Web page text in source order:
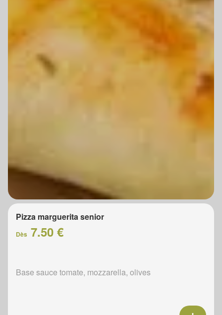
Pizza marguerita senior
Dès 7.50 €
Base sauce tomate, mozzarella, olives